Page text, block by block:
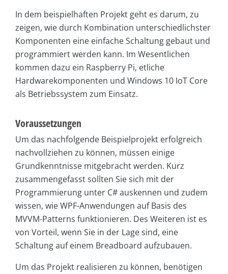
In dem beispielhaften Projekt geht es darum, zu
zeigen, wie durch Kombination unterschiedlichster
Komponenten eine einfache Schaltung gebaut und
programmiert werden kann. Im Wesentlichen
kommen dazu ein Rasp­berry Pi, etliche
Hardwarekomponenten und Windows 10 IoT Core
als Betriebssystem zum Einsatz.
Voraussetzungen
Um das nachfolgende Beispielprojekt erfolgreich
nachvollziehen zu können, müssen einige
Grundkenntnisse mitgebracht werden. Kurz
zusammengefasst sollten Sie sich mit der
Programmierung unter C# auskennen und zudem
wissen, wie WPF-Anwendungen auf Basis des
MVVM-Patterns funktionieren. Des Weiteren ist es
von Vorteil, wenn Sie in der Lage sind, eine
Schaltung auf einem Breadboard aufzubauen.
Um das Projekt realisieren zu können, benötigen